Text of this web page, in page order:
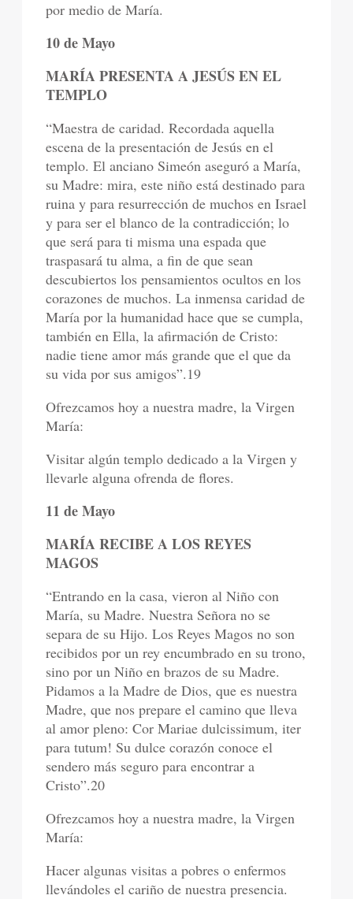
por medio de María.
10 de Mayo
MARÍA PRESENTA A JESÚS EN EL
TEMPLO
“Maestra de caridad. Recordada aquella
escena de la presentación de Jesús en el
templo. El anciano Simeón aseguró a María,
su Madre: mira, este niño está destinado para
ruina y para resurrección de muchos en Israel
y para ser el blanco de la contradicción; lo
que será para ti misma una espada que
traspasará tu alma, a fin de que sean
descubiertos los pensamientos ocultos en los
corazones de muchos. La inmensa caridad de
María por la humanidad hace que se cumpla,
también en Ella, la afirmación de Cristo:
nadie tiene amor más grande que el que da
su vida por sus amigos”.19
Ofrezcamos hoy a nuestra madre, la Virgen
María:
Visitar algún templo dedicado a la Virgen y
llevarle alguna ofrenda de flores.
11 de Mayo
MARÍA RECIBE A LOS REYES
MAGOS
“Entrando en la casa, vieron al Niño con
María, su Madre. Nuestra Señora no se
separa de su Hijo. Los Reyes Magos no son
recibidos por un rey encumbrado en su trono,
sino por un Niño en brazos de su Madre.
Pidamos a la Madre de Dios, que es nuestra
Madre, que nos prepare el camino que lleva
al amor pleno: Cor Mariae dulcissimum, iter
para tutum! Su dulce corazón conoce el
sendero más seguro para encontrar a
Cristo”.20
Ofrezcamos hoy a nuestra madre, la Virgen
María:
Hacer algunas visitas a pobres o enfermos
llevándoles el cariño de nuestra presencia.